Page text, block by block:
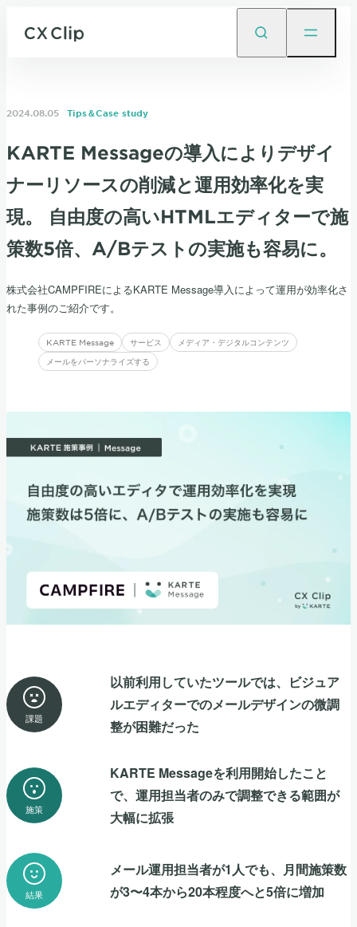
2024.08.05 Tips＆Case study
KARTE Messageの導入によりデザイ
ナーリソースの削減と運用効率化を実
現。 自由度の高いHTMLエディターで施
策数5倍、A/Bテストの実施も容易に。
株式会社CAMPFIREによるKARTE Message導入によって運用が効率化さ
れた事例のご紹介です。
KARTE Message サービス
メディア・デジタルコンテンツ
メールをパーソナライズする
課題
以前利用していたツールでは、ビジュア
ルエディターでのメールデザインの微調
整が困難だった
施策
KARTE Messageを利用開始したこと
で、運用担当者のみで調整できる範囲が
大幅に拡張
結果
メール運用担当者が1人でも、月間施策数
が3〜4本から20本程度へと5倍に増加